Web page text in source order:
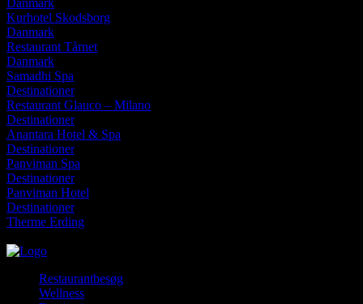
Danmark
Kurhotel Skodsborg
Danmark
Restaurant Tårnet
Danmark
Samadhi Spa
Destinationer
Restaurant Glauco – Milano
Destinationer
Anantara Hotel & Spa
Destinationer
Panviman Spa
Destinationer
Panviman Hotel
Destinationer
Therme Erding
Restaurantbesøg
Wellness